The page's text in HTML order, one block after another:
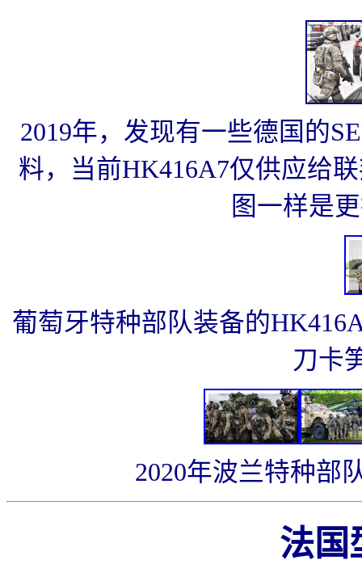
2019年，发现有一些德国的
料，当前HK416A7仅供应给
图一样是
葡萄牙特种部队装备的
刀卡
2020年波兰特种部
法国